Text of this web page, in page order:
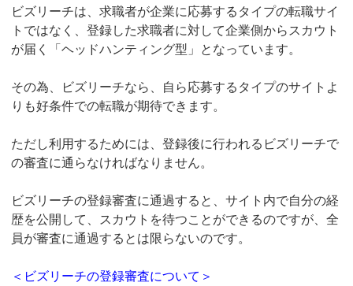
ビズリーチは、求職者が企業に応募するタイプの転職サイ
トではなく、登録した求職者に対して企業側からスカウト
が届く「ヘッドハンティング型」となっています。
その為、ビズリーチなら、自ら応募するタイプのサイトよ
りも好条件での転職が期待できます。
ただし利用するためには、登録後に行われるビズリーチで
の審査に通らなければなりません。
ビズリーチの登録審査に通過すると、サイト内で自分の経
歴を公開して、スカウトを待つことができるのですが、全
員が審査に通過するとは限らないのです。
＜ビズリーチの登録審査について＞